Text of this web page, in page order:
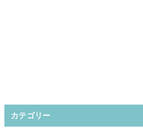
カテゴリー